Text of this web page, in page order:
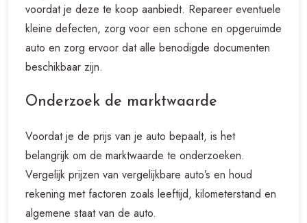
voordat je deze te koop aanbiedt. Repareer eventuele
kleine defecten, zorg voor een schone en opgeruimde
auto en zorg ervoor dat alle benodigde documenten
beschikbaar zijn.
Onderzoek de marktwaarde
Voordat je de prijs van je auto bepaalt, is het
belangrijk om de marktwaarde te onderzoeken.
Vergelijk prijzen van vergelijkbare auto’s en houd
rekening met factoren zoals leeftijd, kilometerstand en
algemene staat van de auto.